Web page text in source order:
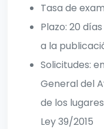
Tasa de
Plazo: 20
a la
Solicitudes:
General del
de los
Ley 39/2015